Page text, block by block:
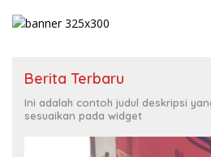
Berita Terbaru
Ini adalah contoh judul deskripsi
sesuaikan pada widget